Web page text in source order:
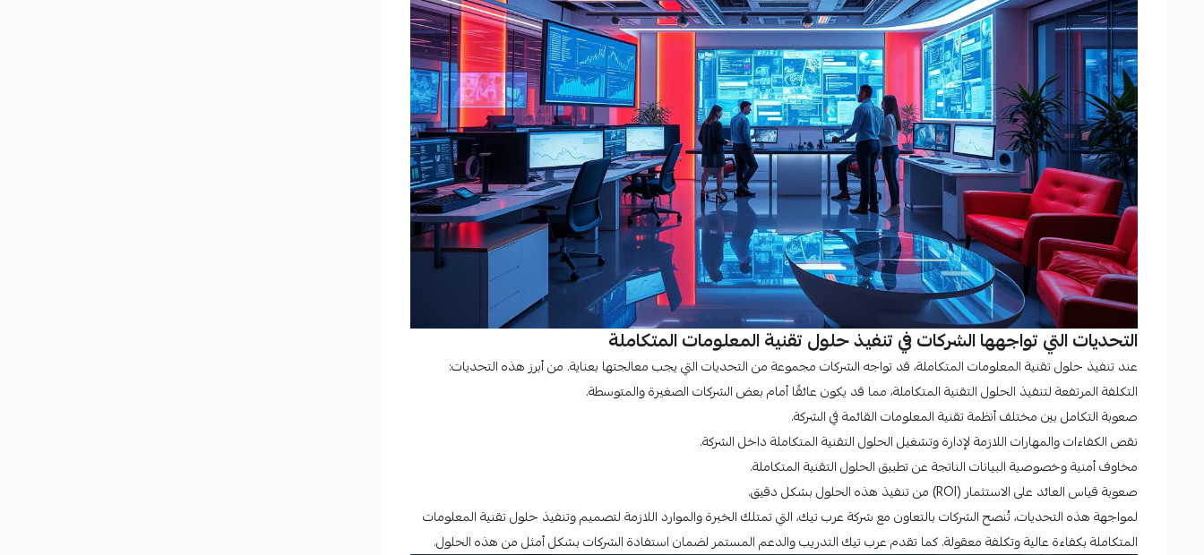
التحديات التي تواجهها الشركات في تنفيذ حلول تقنية المعلومات المتكاملة
عند تنفيذ حلول تقنية المعلومات المتكاملة، قد تواجه الشركات مجموعة من التحديات التي يجب معالجتها بعناية. من أبرز هذه التحديات:
التكلفة المرتفعة لتنفيذ الحلول التقنية المتكاملة، مما قد يكون عائقًا أمام بعض الشركات الصغيرة والمتوسطة.
صعوبة التكامل بين مختلف أنظمة تقنية المعلومات القائمة في الشركة.
نقص الكفاءات والمهارات اللازمة لإدارة وتشغيل الحلول التقنية المتكاملة داخل الشركة.
مخاوف أمنية وخصوصية البيانات الناتجة عن تطبيق الحلول التقنية المتكاملة.
صعوبة قياس العائد على الاستثمار (ROI) من تنفيذ هذه الحلول بشكل دقيق.
لمواجهة هذه التحديات، تُنصح الشركات بالتعاون مع شركة عرب تيك، التي تمتلك الخبرة والموارد اللازمة لتصميم وتنفيذ حلول تقنية المعلومات
المتكاملة بكفاءة عالية وتكلفة معقولة. كما تقدم عرب تيك التدريب والدعم المستمر لضمان استفادة الشركات بشكل أمثل من هذه الحلول.